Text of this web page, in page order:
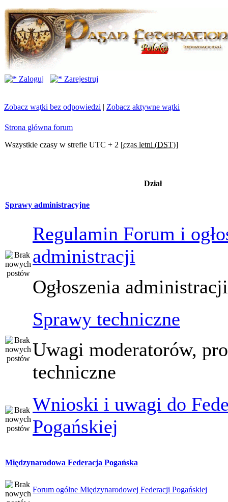
Zaloguj Zarejestruj
Zobacz wątki bez odpowiedzi | Zobacz aktywne wątki
Strona główna forum
Wszystkie czasy w strefie UTC + 2 [czas letni (DST)]
Dział
Sprawy administracyjne
Regulamin Forum i
administracji
Ogłoszenia
Sprawy techniczne
Uwagi moderatorów,
techniczne
Wnioski i uwagi do
Pogańskiej
Międzynarodowa Federacja Pogańska
Forum ogólne Międzynarodowej Federacji Pogańskiej